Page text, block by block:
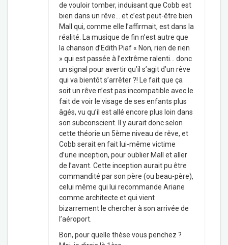
de vouloir tomber, induisant que Cobb est
bien dans un rêve… et c’est peut-être bien
Mall qui, comme elle l’affirmait, est dans la
réalité. La musique de fin n’est autre que
la chanson d’Edith Piaf « Non, rien de rien
» qui est passée à l’extrême ralenti… donc
un signal pour avertir qu’il s’agit d’un rêve
qui va bientôt s’arrêter ?! Le fait que ça
soit un rêve n’est pas incompatible avec le
fait de voir le visage de ses enfants plus
âgés, vu qu’il est allé encore plus loin dans
son subconscient. Il y aurait donc selon
cette théorie un 5ème niveau de rêve, et
Cobb serait en fait lui-même victime
d’une inception, pour oublier Mall et aller
de l’avant. Cette inception aurait pu être
commandité par son père (ou beau-père),
celui même qui lui recommande Ariane
comme architecte et qui vient
bizarrement le chercher à son arrivée de
l’aéroport.
Bon, pour quelle thèse vous penchez ?